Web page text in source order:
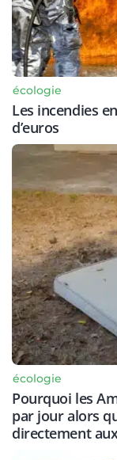
écologie
Les incendies
d’euros
écologie
Pourquoi les
par jour alors
directement